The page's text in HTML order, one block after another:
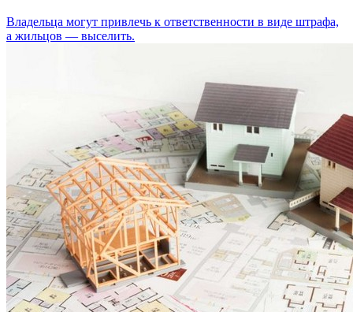
Владельца могут привлечь к ответственности в виде штрафа,
а жильцов — выселить.